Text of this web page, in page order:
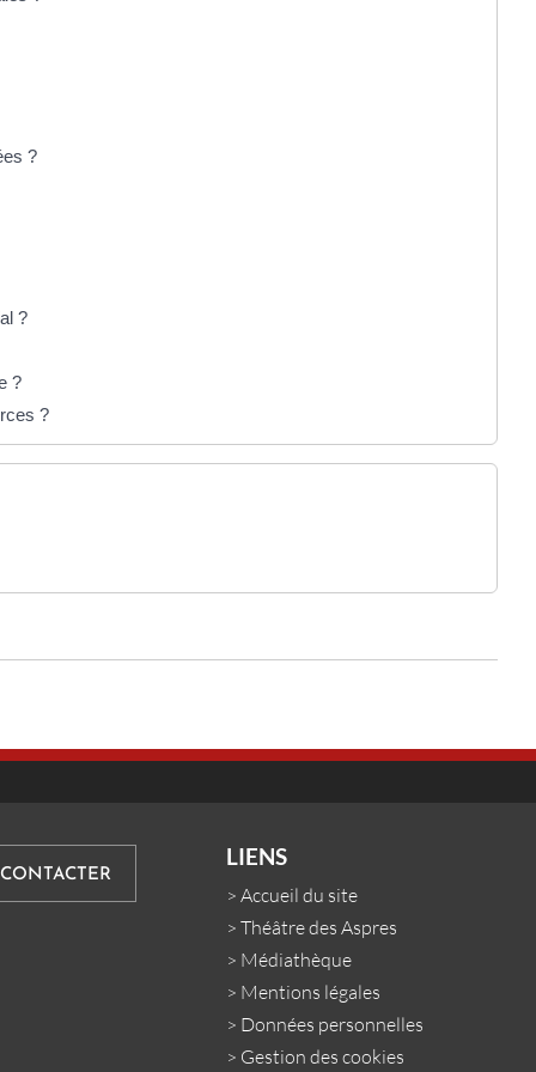
?
?
?
?
LIENS
>Accueil du site
>Théâtre des Aspres
> Médiathèque
> Mentions légales
> Données personnelles
> Gestion des cookies